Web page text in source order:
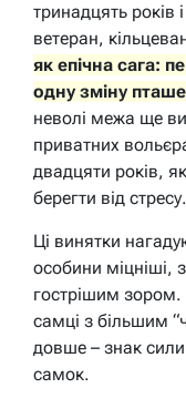
тринадцять років
ветеран,
як епічна сага:
одну зміну
неволі межа ще
приватних
двадцяти років,
берегти від стресу.
Ці винятки
особини міцніші,
гострішим
самці з більшим
довше – знак
самок.